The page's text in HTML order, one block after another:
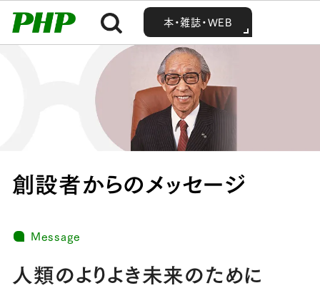
本・雑誌・WEB
本・雑誌・WEB
創設者からのメッセージ
創設者からのメッセージ
Message
人類のよりよき未来のために